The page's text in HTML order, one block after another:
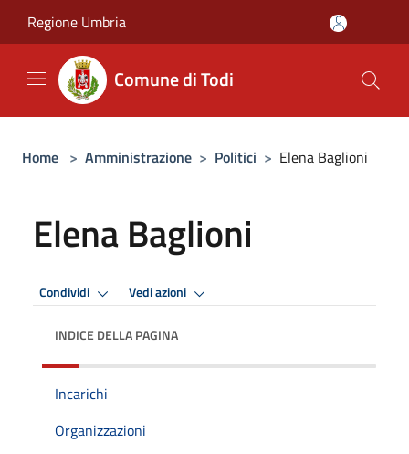
Regione Umbria
Comune di Todi
Home > Amministrazione > Politici > Elena Baglioni
Elena Baglioni
Condividi Vedi azioni
INDICE DELLA PAGINA
Incarichi
Organizzazioni